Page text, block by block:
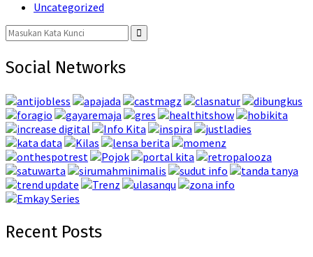
Uncategorized
Search
for:
Search
Social Networks
Recent Posts